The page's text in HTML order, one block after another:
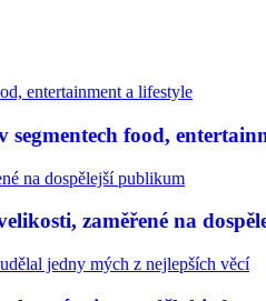
food,
zaměřené na